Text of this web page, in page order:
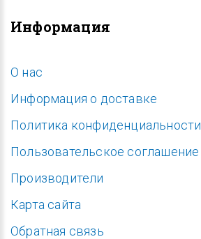
Информация
O нас
Информация о доставке
Политика конфиденциальности
Пользовательское соглашение
Производители
Карта сайта
Обратная связь